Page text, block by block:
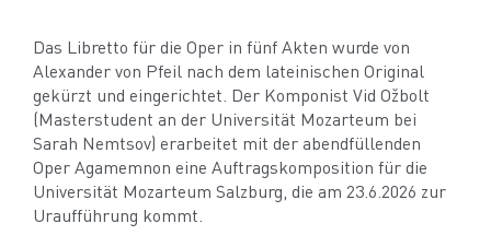
Das Libretto für die Oper in fünf Akten wurde von
Alexander von Pfeil nach dem lateinischen Original
gekürzt und eingerichtet. Der Komponist Vid Ožbolt
(Masterstudent an der Universität Mozarteum bei
Sarah Nemtsov) erarbeitet mit der abendfüllenden
Oper Agamemnon eine Auftragskomposition für die
Universität Mozarteum Salzburg, die am 23.6.2026 zur
Uraufführung kommt.